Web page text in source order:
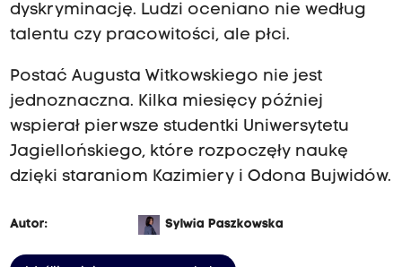
dyskryminację. Ludzi oceniano nie według
talentu czy pracowitości, ale płci.
Postać Augusta Witkowskiego nie jest
jednoznaczna. Kilka miesięcy później
wspierał pierwsze studentki Uniwersytetu
Jagiellońskiego, które rozpoczęły naukę
dzięki staraniom Kazimiery i Odona Bujwidów.
Autor: Sylwia Paszkowska